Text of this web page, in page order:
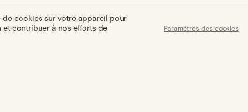
de cookies sur votre appareil pour
et contribuer à nos efforts de
Paramètres des cookies